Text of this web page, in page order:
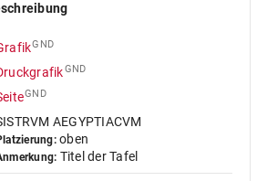
GND
GND
GND
AEGYPTIACVM
oben
Titel der Tafel